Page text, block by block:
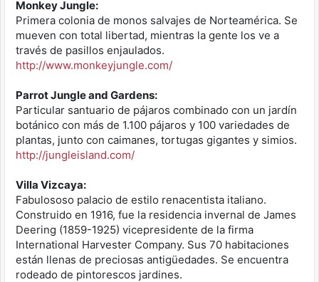
Monkey Jungle:
Primera colonia de monos salvajes de Norteamérica. Se
mueven con total libertad, mientras la gente los ve a
través de pasillos enjaulados.
http://www.monkeyjungle.com/
Parrot Jungle and Gardens:
Particular santuario de pájaros combinado con un jardín
botánico con más de 1.100 pájaros y 100 variedades de
plantas, junto con caimanes, tortugas gigantes y simios.
http://jungleisland.com/
Villa Vizcaya:
Fabulososo palacio de estilo renacentista italiano.
Construido en 1916, fue la residencia invernal de James
Deering (1859-1925) vicepresidente de la firma
International Harvester Company. Sus 70 habitaciones
están llenas de preciosas antigüedades. Se encuentra
rodeado de pintorescos jardines.